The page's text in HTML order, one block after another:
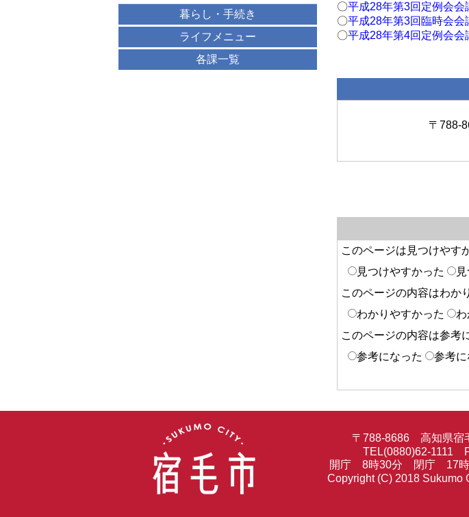
〇平成28年第3回定例会会
〇平成28年第3回臨時会会
〇平成28年第4回定例会会
〒788-
このページは見つけやす
見つけやすかった
このページの内容はわか
わかりやすかった
このページの内容は参考
参考になった
参考に
暮らし・手続き
ライフメニュー
各課一覧
〒788-8686 高知県宿
TEL(0880)62-1111
開庁 8時30分 閉庁 17時
Copyright (C) 2018 Sukumo